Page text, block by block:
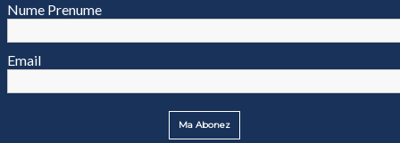
Nume Prenume
Email
Ma Abonez